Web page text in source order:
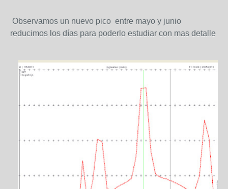
Observamos un nuevo pico entre mayo y junio
reducimos los días para poderlo estudiar con mas detalle